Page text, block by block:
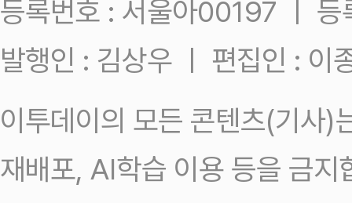
등록번호 : 서울아00197 ㅣ
발행인 : 김상우 ㅣ 편집인 : 이
이투데이의 모든 콘텐츠(기사)
재배포, AI학습 이용 등을 금지